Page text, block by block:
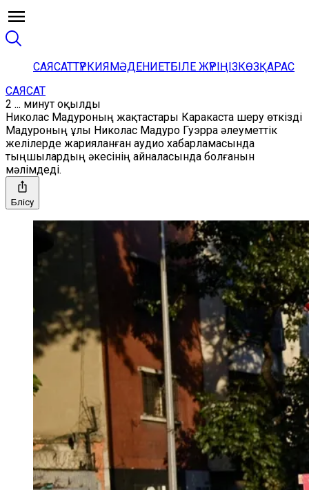
САЯСАТТҮРКИЯМӘДЕНИЕТБІЛЕ ЖҮРІҢІЗКӨЗҚАРАС
САЯСАТ
2 ... минут оқылды
Николас Мадуроның жақтастары Каракаста шеру өткізді
Мадуроның ұлы Николас Мадуро Гуэрра әлеуметтік
желілерде жарияланған аудио хабарламасында
тыңшылардың әкесінің айналасында болғанын
мәлімдеді.
Бөлісу